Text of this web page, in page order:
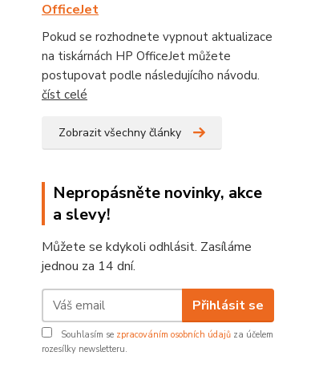
OfficeJet
Pokud se rozhodnete vypnout aktualizace
na tiskárnách HP OfficeJet můžete
postupovat podle následujícího návodu.
číst celé
Zobrazit všechny články
Nepropásněte novinky, akce
a slevy!
Můžete se kdykoli odhlásit. Zasíláme
jednou za 14 dní.
Přihlásit se
Souhlasím se zpracováním osobních údajů za účelem
rozesílky newsletteru.